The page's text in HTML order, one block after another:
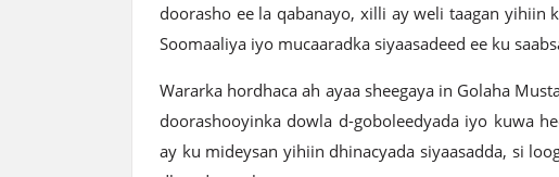
doorasho ee la qabanayo, xilli ay weli taagan yihiin
Soomaaliya iyo mucaaradka siyaasadeed ee ku
Wararka hordhaca ah ayaa sheegaya in Golaha
doorashooyinka dowla d-goboleedyada iyo kuwa
ay ku mideysan yihiin dhinacyada siyaasadda, si